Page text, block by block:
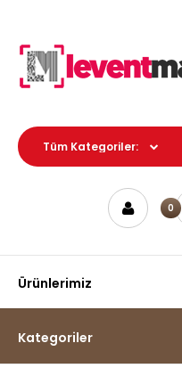
0
Ürünlerimiz
Kategoriler